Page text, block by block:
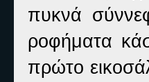
πυκνά
ροφήματα
πρώτο